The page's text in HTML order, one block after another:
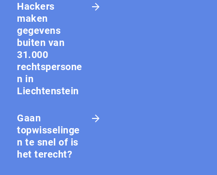
Hackers
maken
gegevens
buiten van
31.000
rechtspersone
n in
Liechtenstein
Gaan
topwisselinge
n te snel of is
het terecht?